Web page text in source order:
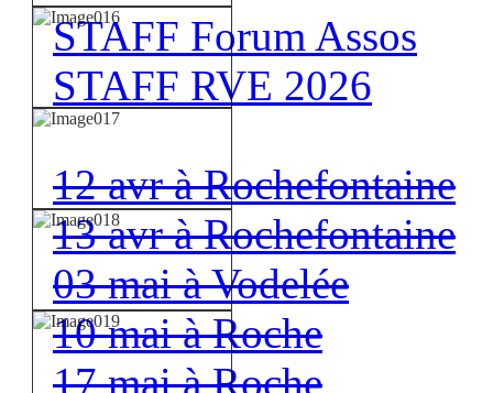
STAFF Forum Assos
STAFF RVE 2026
12 avr à Rochefontaine
13 avr à Rochefontaine
03 mai à Vodelée
10 mai à Roche
17 mai à Roche